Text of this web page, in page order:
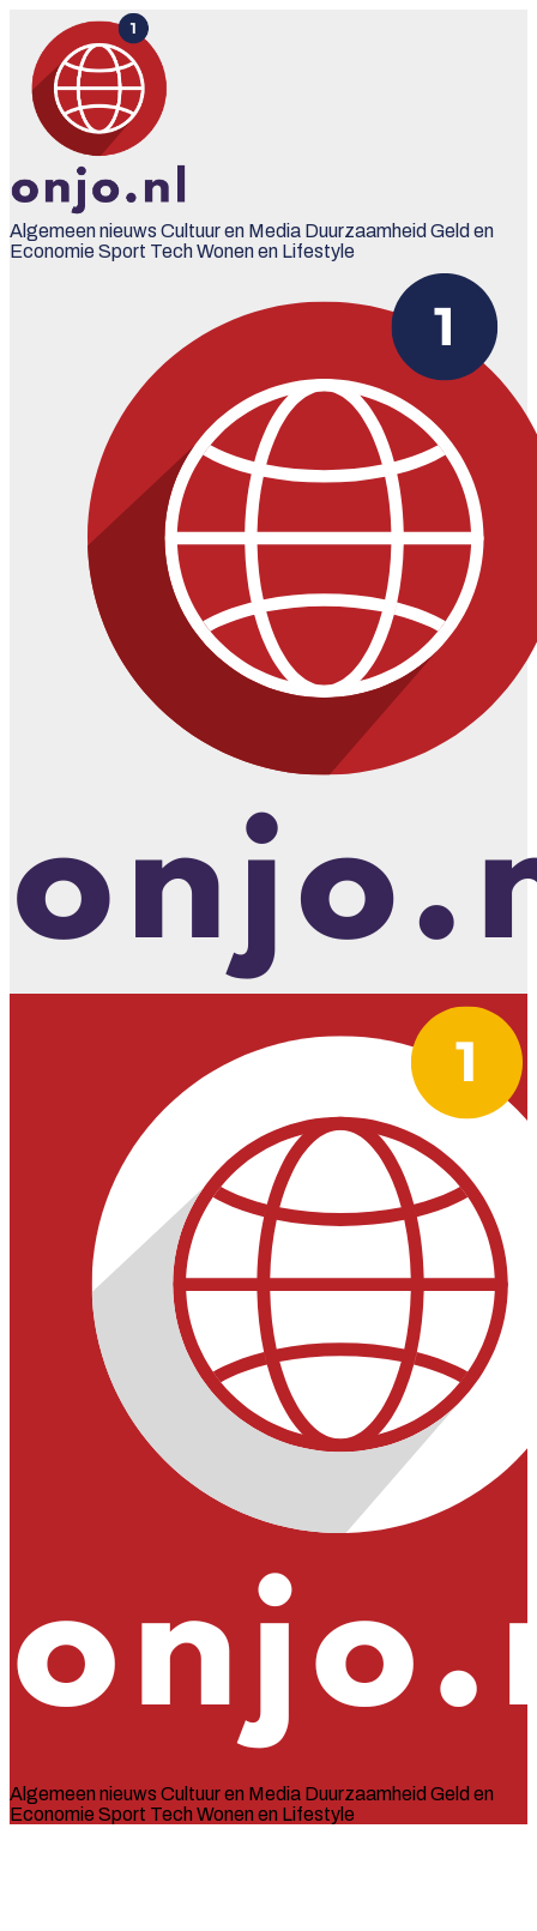
Algemeen nieuws Cultuur en Media Duurzaamheid Geld en
EconomieSport TechWonen en Lifestyle
Algemeen nieuws Cultuur en Media Duurzaamheid Geld en
Economie Sport Tech Wonen en Lifestyle